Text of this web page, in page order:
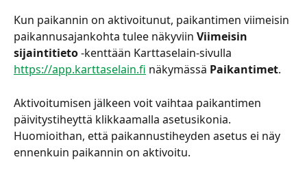
Kun paikannin on aktivoitunut, paikantimen viimeisin
paikannusajankohta tulee näkyviin Viimeisin
sijaintitieto -kenttään Karttaselain-sivulla
https://app.karttaselain.fi näkymässä Paikantimet.
Aktivoitumisen jälkeen voit vaihtaa paikantimen
päivitystiheyttä klikkaamalla asetusikonia.
Huomioithan, että paikannustiheyden asetus ei näy
ennenkuin paikannin on aktivoitu.